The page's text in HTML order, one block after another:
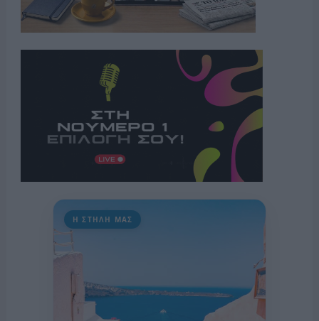
Η ΣΤΗΛΗ ΜΑΣ